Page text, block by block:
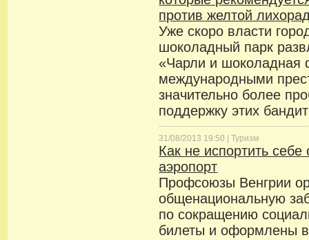
против желтой
Уже скоро власти
шоколадный парк
«Чарли и шоколадная
международными
значительно более
поддержку этих
31/08/2013 19:50 |Туризм
Как не испортить себе
аэропорт
Профсоюзы Венгрии
общенациональную
по сокращению
билеты и оформлены